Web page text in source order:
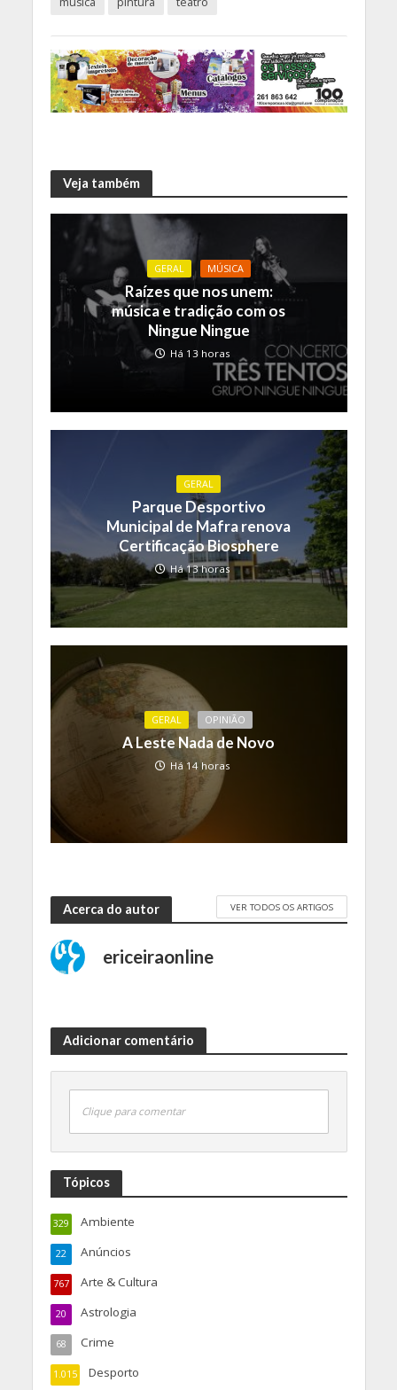
Veja também
GERAL MÚSICA
Raízes que nos unem:
música e tradição com os
Ningue Ningue
Há 13 horas
GERAL
Parque Desportivo
Municipal de Mafra renova
Certificação Biosphere
Há 13 horas
GERAL OPINIÃO
A Leste Nada de Novo
Há 14 horas
Acerca do autor VER TODOS OS ARTIGOS
ericeiraonline
Adicionar comentário
Clique para comentar
Tópicos
Ambiente
329
Anúncios
22
Arte & Cultura
767
Astrologia
20
Crime
68
Desporto
1.015